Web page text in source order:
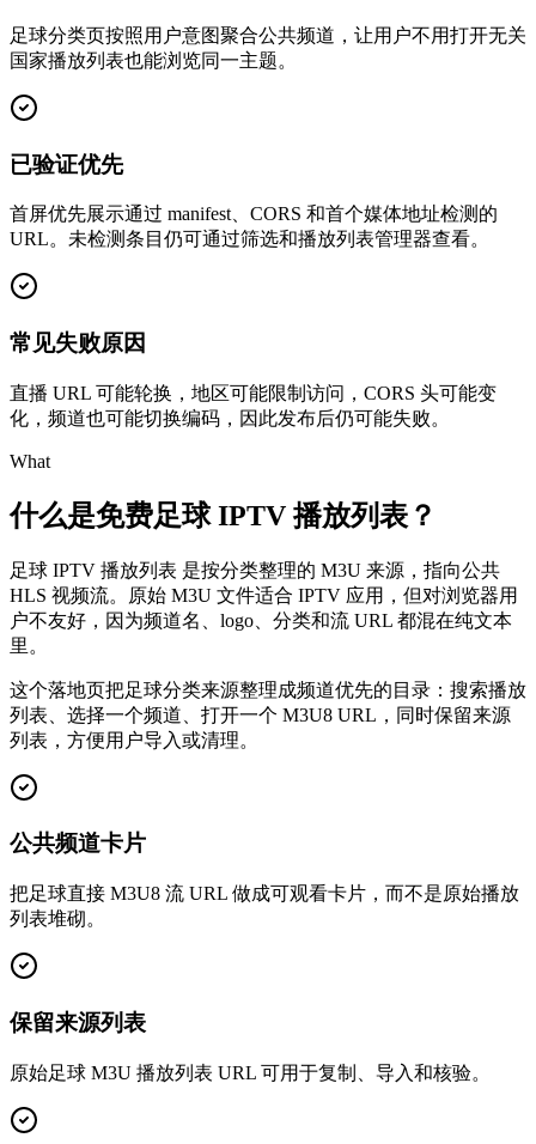
足球分类页按照用户意图聚合公共频道，让用户不用打开无关
国家播放列表也能浏览同一主题。
已验证优先
首屏优先展示通过 manifest、CORS 和首个媒体地址检测的
URL。未检测条目仍可通过筛选和播放列表管理器查看。
常见失败原因
直播 URL 可能轮换，地区可能限制访问，CORS 头可能变
化，频道也可能切换编码，因此发布后仍可能失败。
What
什么是免费足球 IPTV 播放列表？
足球 IPTV 播放列表 是按分类整理的 M3U 来源，指向公共
HLS 视频流。原始 M3U 文件适合 IPTV 应用，但对浏览器用
户不友好，因为频道名、logo、分类和流 URL 都混在纯文本
里。
这个落地页把足球分类来源整理成频道优先的目录：搜索播放
列表、选择一个频道、打开一个 M3U8 URL，同时保留来源
列表，方便用户导入或清理。
公共频道卡片
把足球直接 M3U8 流 URL 做成可观看卡片，而不是原始播放
列表堆砌。
保留来源列表
原始足球 M3U 播放列表 URL 可用于复制、导入和核验。